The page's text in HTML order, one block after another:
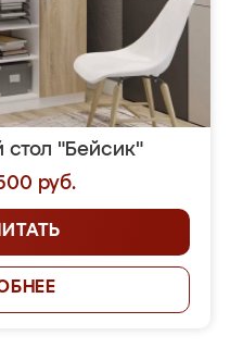
"Бейсик"
руб.